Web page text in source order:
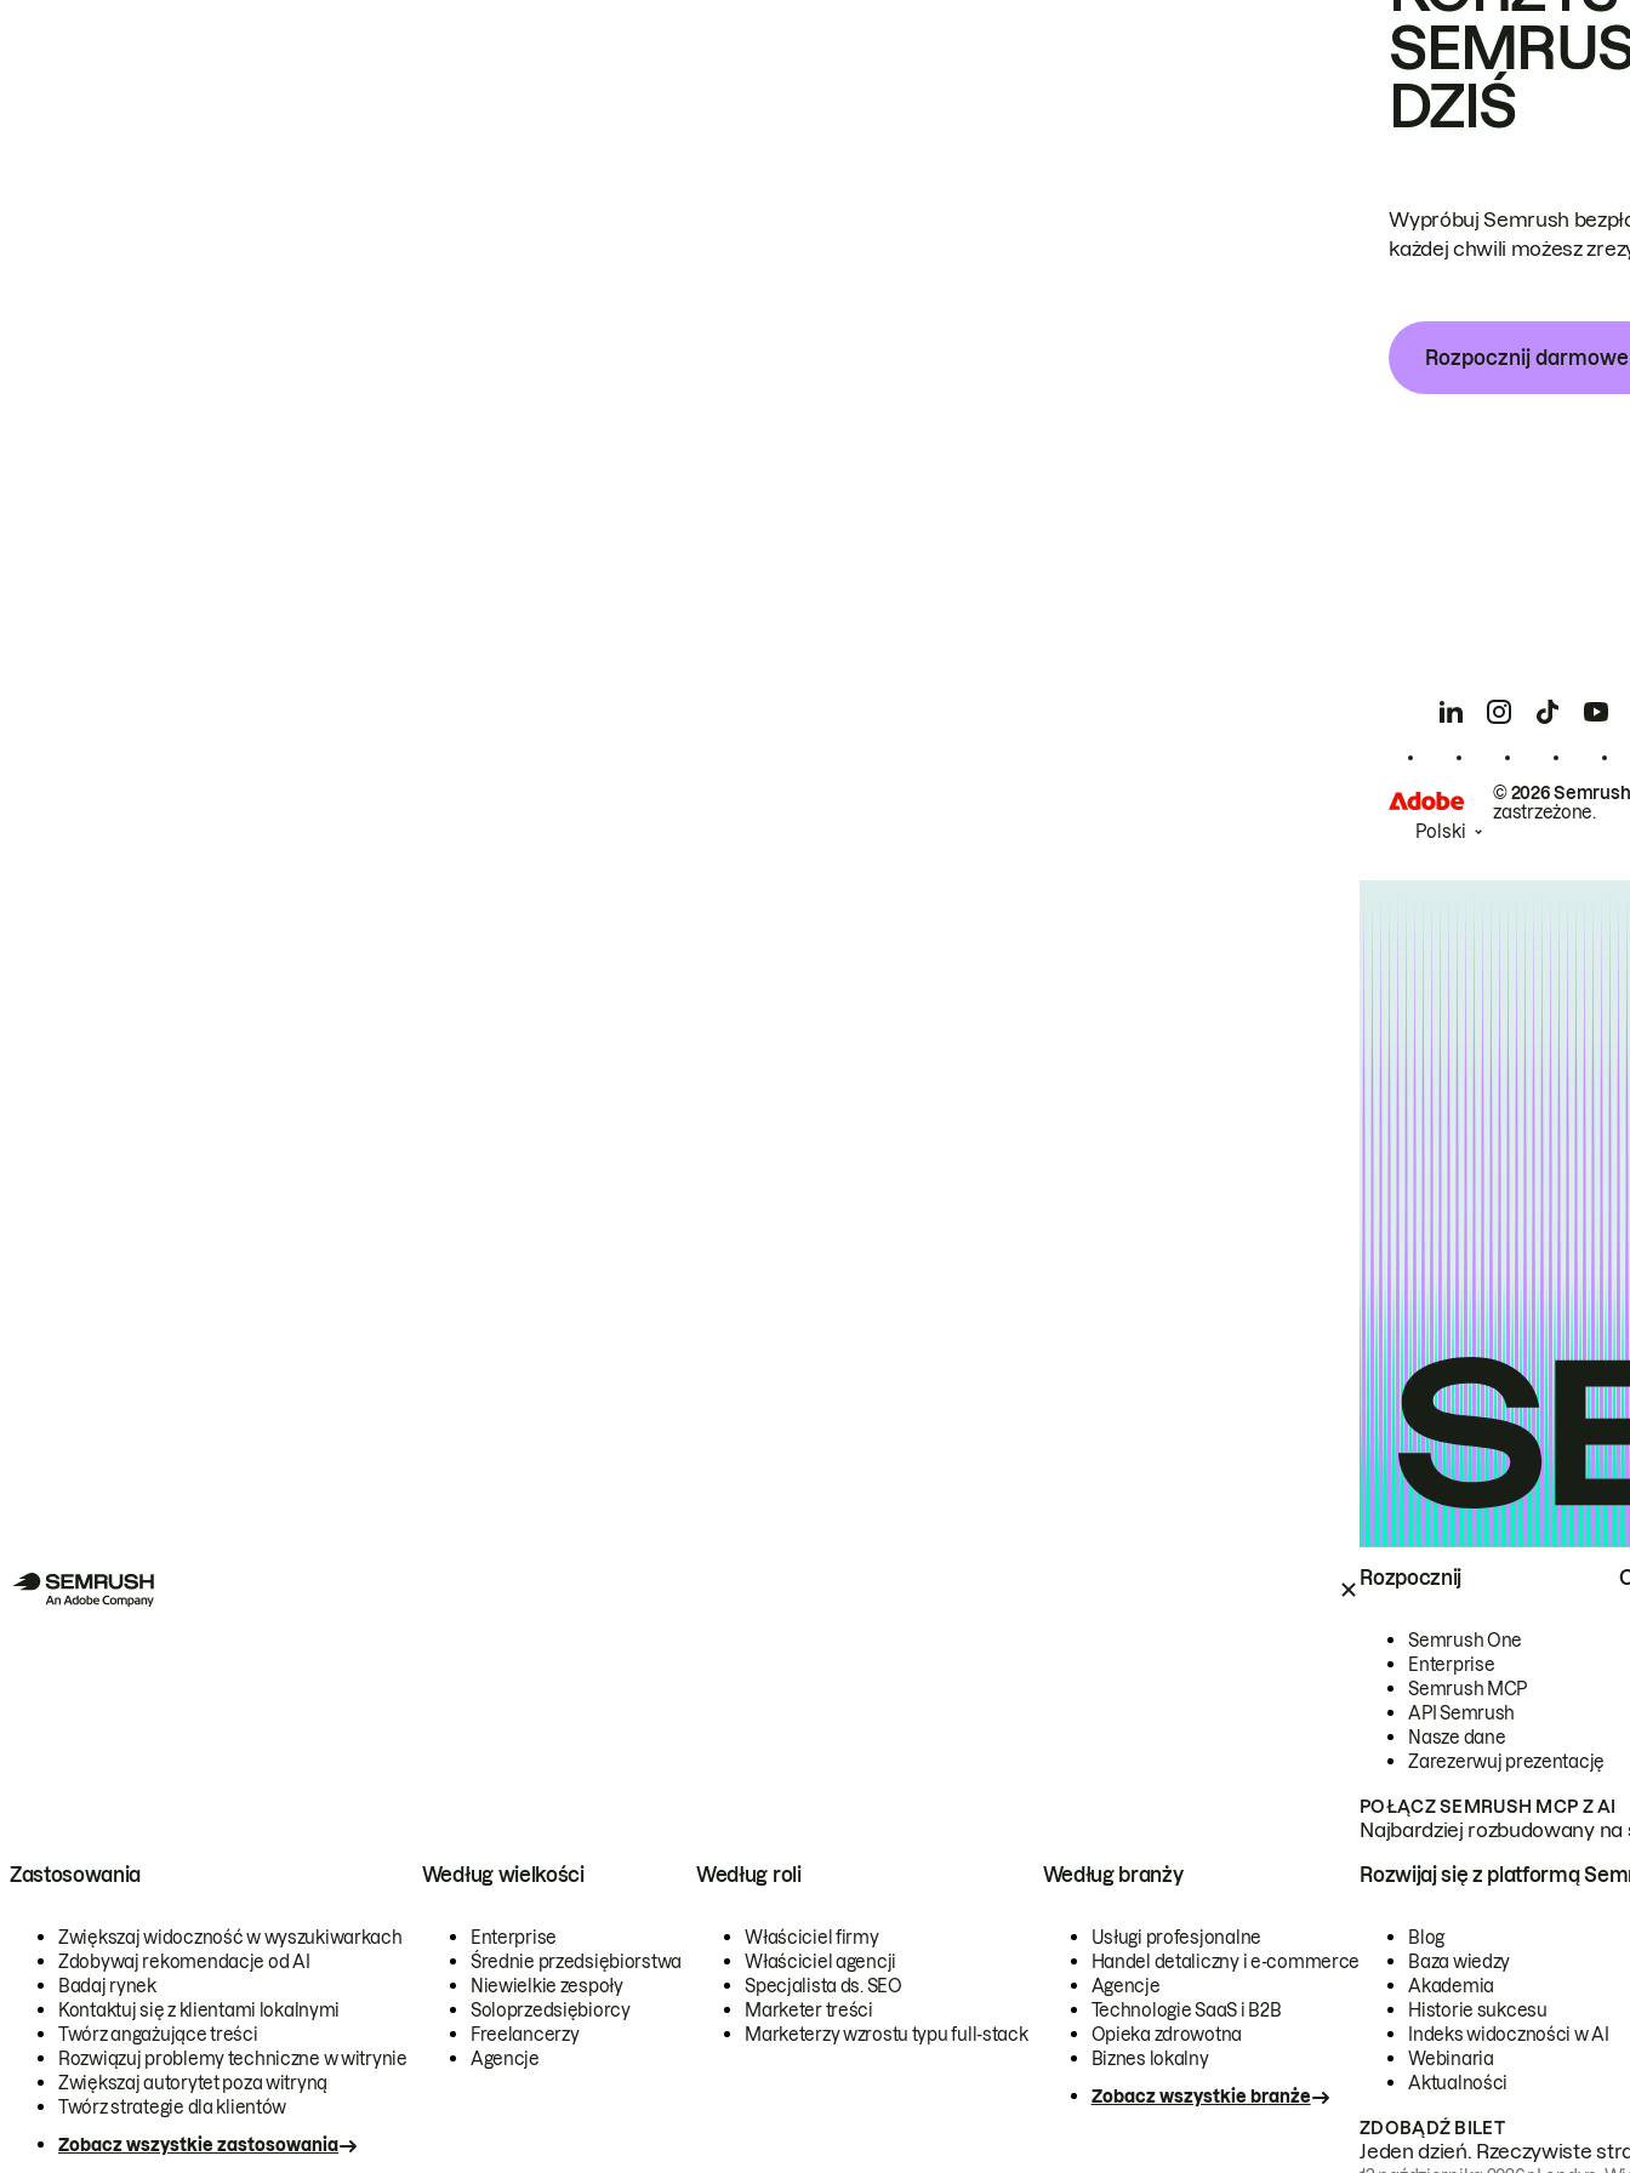
Rozpocznij
Semrush One
Enterprise
Semrush MCP
API Semrush
Nasze dane
Zarezerwuj prezentację
POŁĄCZ SEMRUSH MCP Z AI
Najbardziej rozbudowany
Zastosowania
Zwiększaj widoczność w wyszukiwarkach
Zdobywaj rekomendacje od AI
Badaj rynek
Kontaktuj się z klientami lokalnymi
Twórz angażujące treści
Rozwiązuj problemy techniczne w witrynie
Zwiększaj autorytet poza witryną
Twórz strategie dla klientów
Zobacz wszystkie zastosowania
Według wielkości
Enterprise
Średnie przedsiębiorstwa
Niewielkie zespoły
Soloprzedsiębiorcy
Freelancerzy
Agencje
Według roli
Właściciel firmy
Właściciel agencji
Specjalista ds. SEO
Marketer treści
Marketerzy wzrostu typu full-stack
Według branży
Usługi profesjonalne
Handel detaliczny i e-commerce
Agencje
Technologie SaaS i B2B
Opieka zdrowotna
Biznes lokalny
Zobacz wszystkie branże
Rozwijaj się z platformą
Blog
Baza wiedzy
Akademia
Historie sukcesu
Indeks widoczności w AI
Webinaria
Aktualności
ZDOBĄDŹ BILET
Jeden dzień. Rzeczywiste
DZIŚ
Wypróbuj Semrush
każdej chwili możesz
Rozpocznij
© 2026
zastrzeżone.
Polski